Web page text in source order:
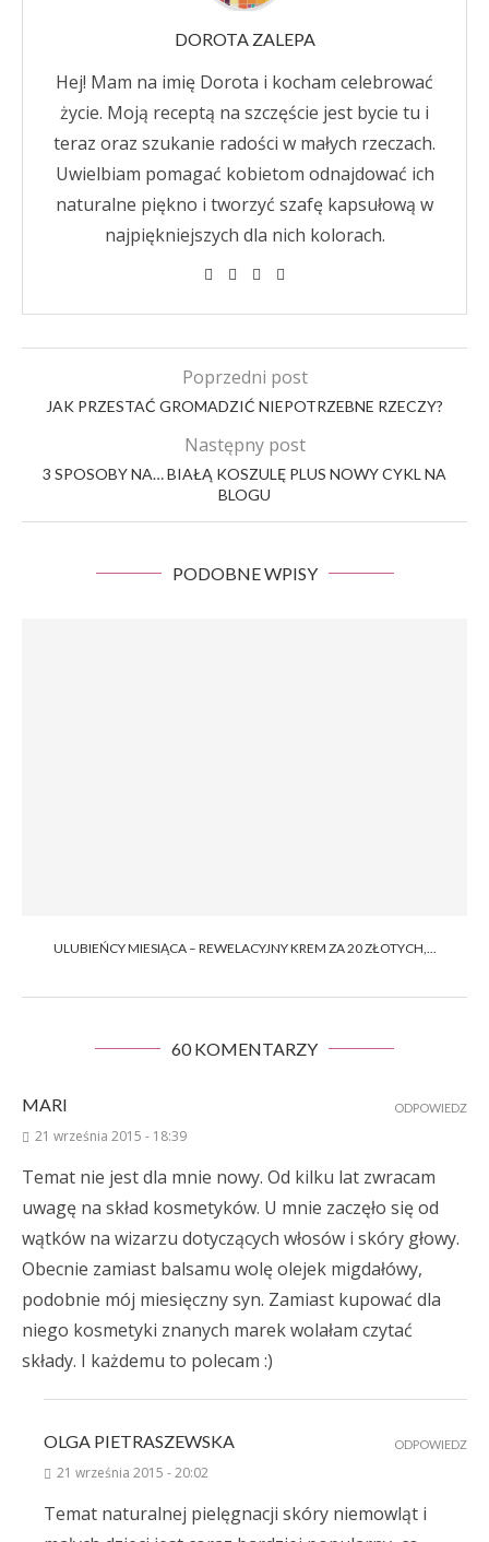
DOROTA ZALEPA
Hej! Mam na imię Dorota i kocham celebrować
życie. Moją receptą na szczęście jest bycie tu i
teraz oraz szukanie radości w małych rzeczach.
Uwielbiam pomagać kobietom odnajdować ich
naturalne piękno i tworzyć szafę kapsułową w
najpiękniejszych dla nich kolorach.
Poprzedni post
JAK PRZESTAĆ GROMADZIĆ NIEPOTRZEBNE RZECZY?
Następny post
3 SPOSOBY NA… BIAŁĄ KOSZULĘ PLUS NOWY CYKL NA
BLOGU
PODOBNE WPISY
ULUBIEŃCY MIESIĄCA – REWELACYJNY KREM ZA 20 ZŁOTYCH,...
60 KOMENTARZY
MARI
21 września 2015 - 18:39
Temat nie jest dla mnie nowy. Od kilku lat zwracam
uwagę na skład kosmetyków. U mnie zaczęło się od
wątków na wizarzu dotyczących włosów i skóry głowy.
Obecnie zamiast balsamu wolę olejek migdałówy,
podobnie mój miesięczny syn. Zamiast kupować dla
niego kosmetyki znanych marek wolałam czytać
składy. I każdemu to polecam :)
ODPOWIEDZ
OLGA PIETRASZEWSKA
21 września 2015 - 20:02
Temat naturalnej pielęgnacji skóry niemowląt i
ODPOWIEDZ